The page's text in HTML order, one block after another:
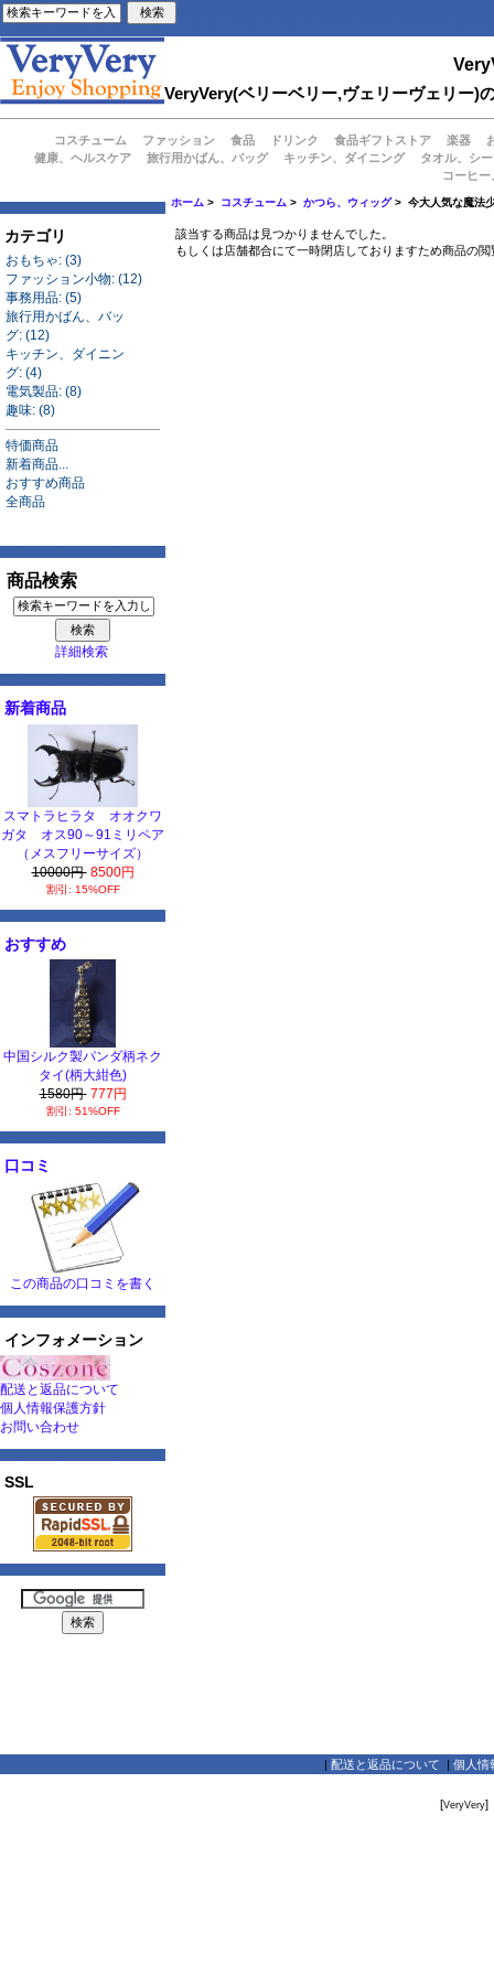
VeryVery(ベリーベリー,ヴェリーヴェリー)
コスチューム ファッション 食品 ドリンク 食品ギフトストア 楽器
健康、ヘルスケア
旅行用かばん、バッグ キッチン、ダイニング
タオル、シ
コーヒ
カテゴリ
おもちゃ: (3)
ファッション小物: (12)
事務用品: (5)
旅行用かばん、バッ
グ: (12)
キッチン、ダイニン
グ: (4)
電気製品: (8)
趣味: (8)
特価商品
新着商品...
おすすめ商品
全商品
商品検索
詳細検索
新着商品
スマトラヒラタ オオクワ
ガタ オス90～91ミリペア
（メスフリーサイズ）
10000円 8500円
割引: 15%OFF
おすすめ
中国シルク製パンダ柄ネク
タイ(柄大紺色)
1580円 777円
割引: 51%OFF
口コミ
この商品の口コミを書く
インフォメーション
配送と返品について
個人情報保護方針
お問い合わせ
SSL
ホーム > コスチューム >かつら、ウィッグ> 今大人気な魔法
該当する商品は見つかりませんでした。
もしくは店舗都合にて一時閉店しておりますため商品の
| 配送と返品について | 個人情
[VeryVery]